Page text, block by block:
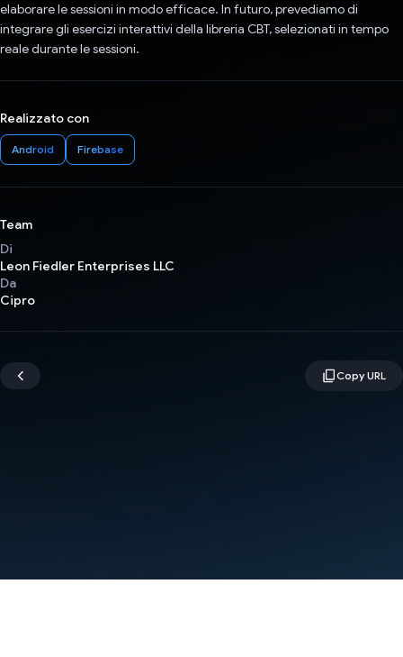
elaborare le sessioni in modo efficace. In futuro, prevediamo di
integrare gli esercizi interattivi della libreria CBT, selezionati in tempo
reale durante le sessioni.
Realizzato con
Android Firebase
Team
Di
Leon Fiedler Enterprises LLC
Da
Cipro